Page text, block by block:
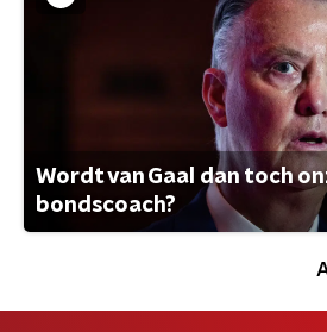
Wordt van Gaal dan toch
bondscoach?